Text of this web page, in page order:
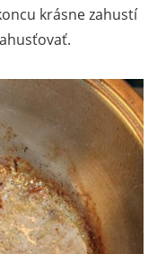
krásne zahustí